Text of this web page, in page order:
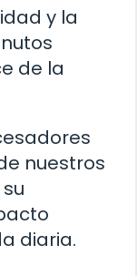
y la
de la
nuestros
diaria.